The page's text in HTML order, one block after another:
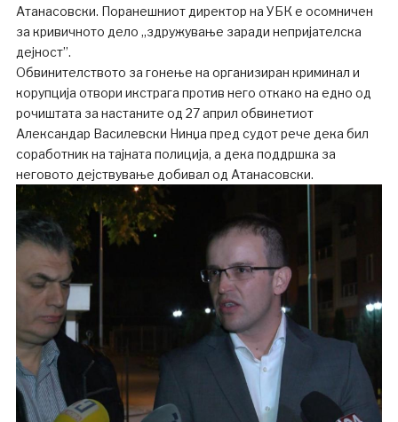
Атанасовски. Поранешниот директор на УБК е осомничен
за кривичното дело „здружување заради непријателска
дејност”.
Обвинителството за гонење на организиран криминал и
корупција отвори икстрага против него откако на едно од
рочиштата за настаните од 27 април обвинетиот
Александар Василевски Нинџа пред судот рече дека бил
соработник на тајната полиција, а дека поддршка за
неговото дејствување добивал од Атанасовски.